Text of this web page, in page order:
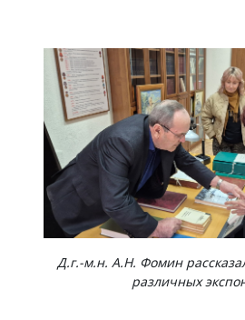
Д.г.-м.н. А.Н. Фомин
различных